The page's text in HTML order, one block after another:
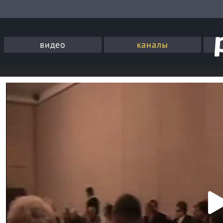
видео каналы
P